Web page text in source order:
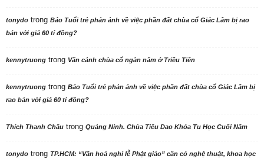
tonydo trong Báo Tuổi trẻ phản ảnh về việc phần đất chùa cổ Giác Lâm bị rao
bán với giá 60 tỉ đồng?
kennytruong trong Vãn cảnh chùa cổ ngàn năm ở Triều Tiên
kennytruong trong Báo Tuổi trẻ phản ảnh về việc phần đất chùa cổ Giác Lâm bị
rao bán với giá 60 tỉ đồng?
Thích Thanh Châu trong Quảng Ninh. Chùa Tiêu Dao Khóa Tu Học Cuối Năm
tonydo trong TP.HCM: “Văn hoá nghi lễ Phật giáo” cần có nghệ thuật, khoa học